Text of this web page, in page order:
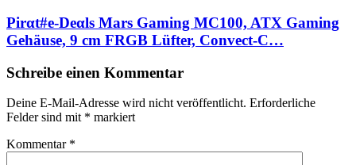
Pirαt#е-Dеαls Mars Gaming MC100, ATX Gaming
Gehäuse, 9 cm FRGB Lüfter, Convect-C…
Schreibe einen Kommentar
Deine E-Mail-Adresse wird nicht veröffentlicht. Erforderliche
Felder sind mit * markiert
Kommentar *